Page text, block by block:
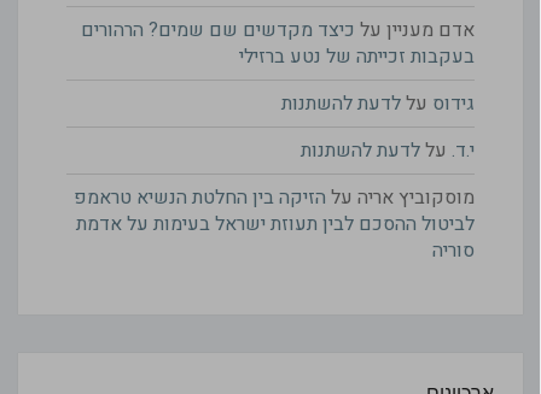
אדם מענייןעל כיצד מקדשים שם שמים? הרהורים
בעקבות זכייתה של נטע ברזילי
גידוס עללדעת להשתנות
י.ד. עללדעת להשתנות
מוסקוביץ אריהעל הזיקה בין החלטת הנשיא טראמפ
לביטול ההסכם לבין תעוזת ישראל בעימות על אדמת
סוריה